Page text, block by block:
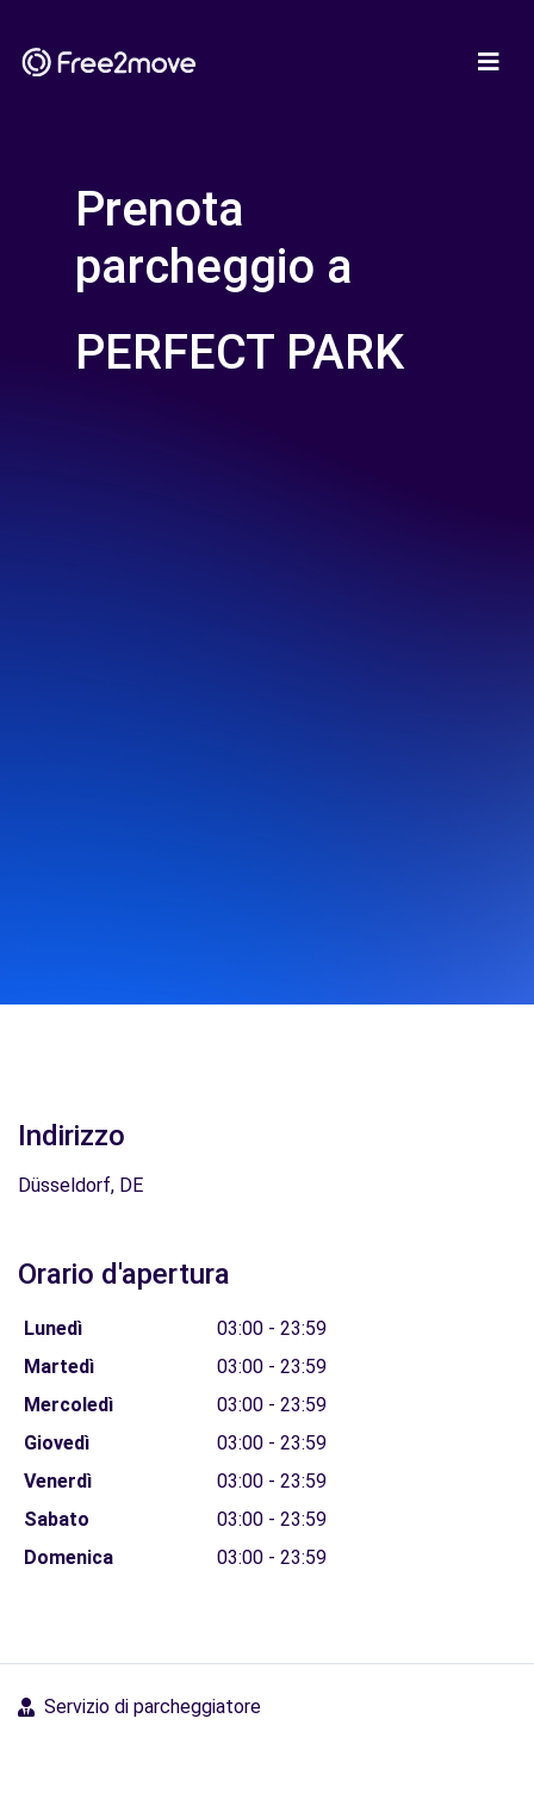
Prenota
parcheggio a
PERFECT PARK
Indirizzo
Düsseldorf, DE
Orario d'apertura
Lunedì
03:00 - 23:59
Martedì
03:00 - 23:59
Mercoledì
03:00 - 23:59
Giovedì
03:00 - 23:59
Venerdì
03:00 - 23:59
Sabato
03:00 - 23:59
Domenica
03:00 - 23:59
Servizio di parcheggiatore